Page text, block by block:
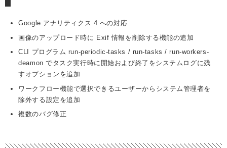
Google アナリティクス 4 への対応
画像のアップロード時に Exif 情報を削除する機能の追加
CLI プログラム run-periodic-tasks / run-tasks / run-workers-
deamon でタスク実行時に開始および終了をシステムログに残
すオプションを追加
ワークフロー機能で選択できるユーザーからシステム管理者を
除外する設定を追加
複数のバグ修正